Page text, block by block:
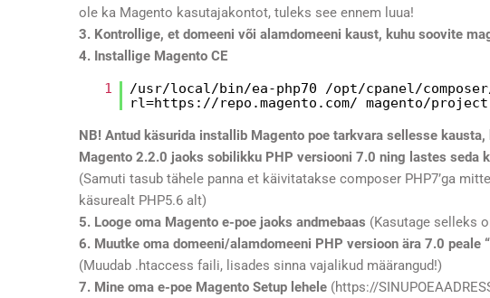
ole ka Magento kasutajakontot, tuleks see ennem luua!
3. Kontrollige, et domeeni või alamdomeeni kaust, kuhu soovite
4. Installige Magento CE
1
/usr/local/bin/ea-php70 /opt/cpanel/
rl=https: //repo .magento.com/ magento/
NB! Antud käsurida installib Magento poe tarkvara sellesse
Magento 2.2.0 jaoks sobilikku PHP versiooni 7.0 ning lastes seda
(Samuti tasub tähele panna et käivitatakse composer PHP7’ga
käsurealt PHP5.6 alt)
5. Looge oma Magento e-poe jaoks andmebaas (Kasutage selleks
6. Muutke oma domeeni/alamdomeeni PHP versioon ära 7.0 peale
(Muudab .htaccess faili, lisades sinna vajalikud määrangud!)
7. Mine oma e-poe Magento Setup lehele (https://